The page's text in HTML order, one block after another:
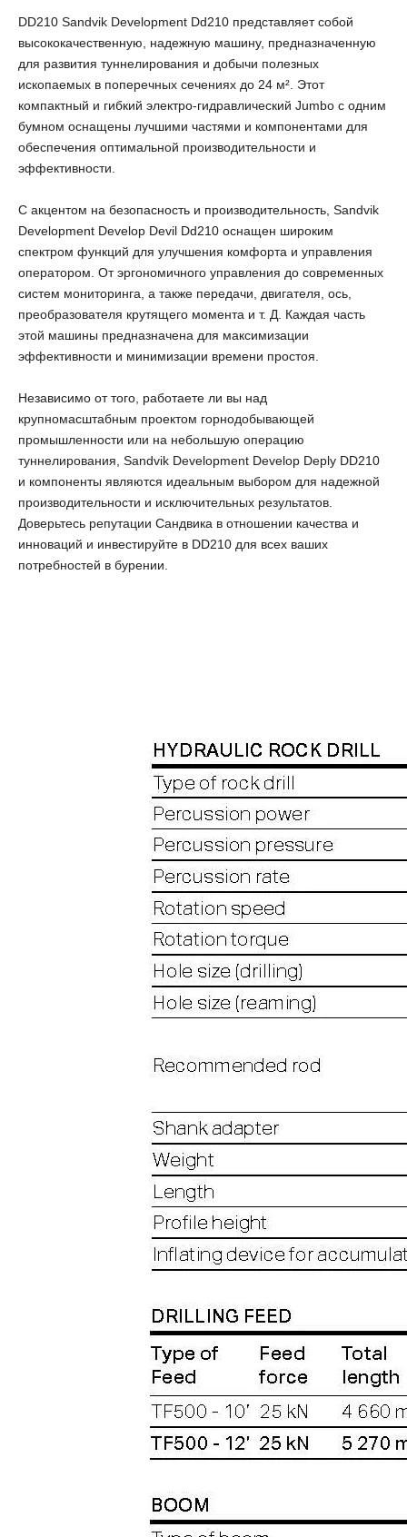
DD210 Sandvik Development Dd210 представляет собой
высококачественную, надежную машину, предназначенную
для развития туннелирования и добычи полезных
ископаемых в поперечных сечениях до 24 м². Этот
компактный и гибкий электро-гидравлический Jumbo с одним
бумном оснащены лучшими частями и компонентами для
обеспечения оптимальной производительности и
эффективности.
С акцентом на безопасность и производительность, Sandvik
Development Develop Devil Dd210 оснащен широким
спектром функций для улучшения комфорта и управления
оператором. От эргономичного управления до современных
систем мониторинга, а также передачи, двигателя, ось,
преобразователя крутящего момента и т. Д. Каждая часть
этой машины предназначена для максимизации
эффективности и минимизации времени простоя.
Независимо от того, работаете ли вы над
крупномасштабным проектом горнодобывающей
промышленности или на небольшую операцию
туннелирования, Sandvik Development Develop Deply DD210
и компоненты являются идеальным выбором для надежной
производительности и исключительных результатов.
Доверьтесь репутации Сандвика в отношении качества и
инноваций и инвестируйте в DD210 для всех ваших
потребностей в бурении.